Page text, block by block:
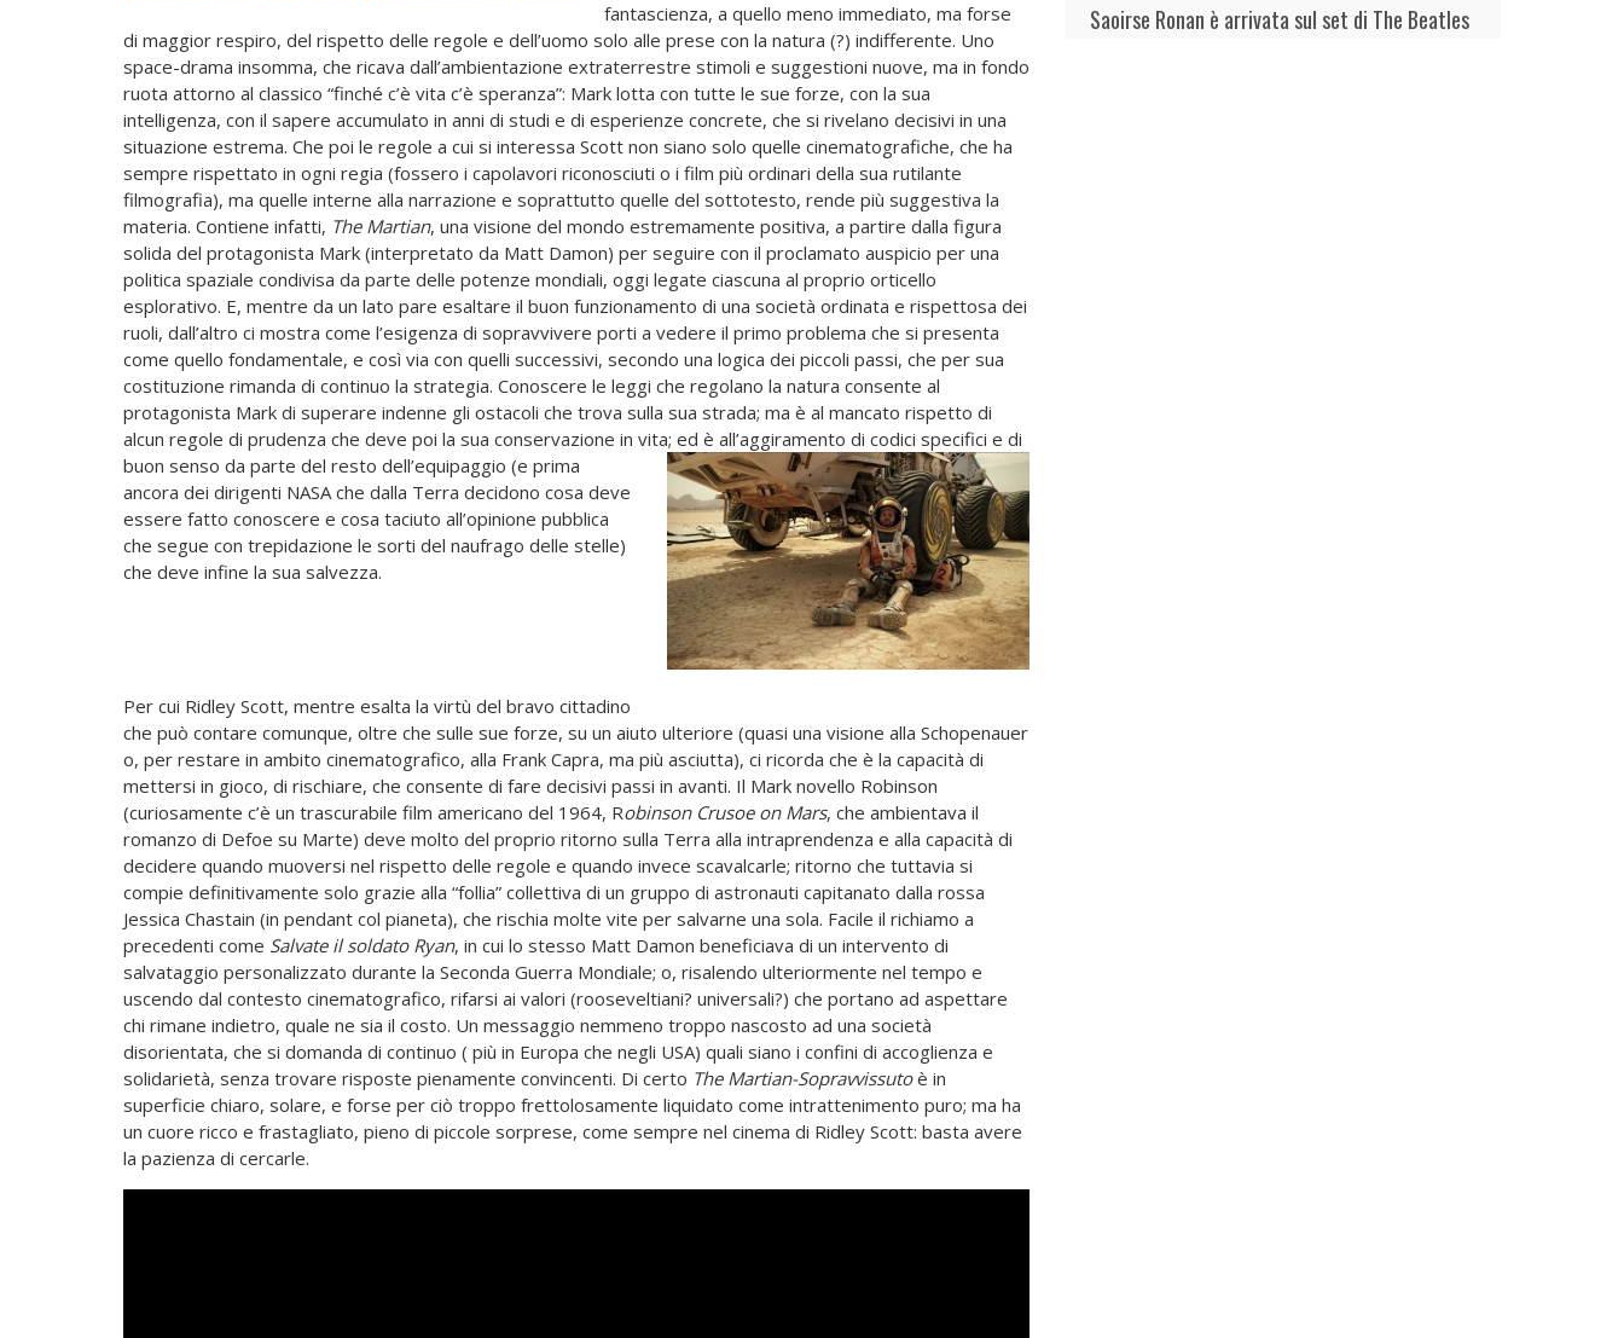
fantascienza, a quello meno immediato, ma forse
di maggior respiro, del rispetto delle regole e dell’uomo solo alle prese con la natura (?) indifferente. Uno
space-­drama insomma, che ricava dall’ambientazione extraterrestre stimoli e suggestioni nuove, ma in fondo
ruota attorno al classico “finché c’è vita c’è speranza”: Mark lotta con tutte le sue forze, con la sua
intelligenza, con il sapere accumulato in anni di studi e di esperienze concrete, che si rivelano decisivi in una
situazione estrema. Che poi le regole a cui si interessa Scott non siano solo quelle cinematografiche, che ha
sempre rispettato in ogni regia (fossero i capolavori riconosciuti o i film più ordinari della sua rutilante
filmografia), ma quelle interne alla narrazione e soprattutto quelle del sottotesto, rende più suggestiva la
materia. Contiene infatti, The Martian, una visione del mondo estremamente positiva, a partire dalla figura
solida del protagonista Mark (interpretato da Matt Damon) per seguire con il proclamato auspicio per una
politica spaziale condivisa da parte delle potenze mondiali, oggi legate ciascuna al proprio orticello
esplorativo. E, mentre da un lato pare esaltare il buon funzionamento di una società ordinata e rispettosa dei
ruoli, dall’altro ci mostra come l’esigenza di sopravvivere porti a vedere il primo problema che si presenta
come quello fondamentale, e così via con quelli successivi, secondo una logica dei piccoli passi, che per sua
costituzione rimanda di continuo la strategia. Conoscere le leggi che regolano la natura consente al
protagonista Mark di superare indenne gli ostacoli che trova sulla sua strada; ma è al mancato rispetto di
alcun regole di prudenza che deve poi la sua conservazione in vita; ed è all’aggiramento di codici specifici e di
buon senso da parte del resto dell’equipaggio (e prima
ancora dei dirigenti NASA che dalla Terra decidono cosa deve
essere fatto conoscere e cosa taciuto all’opinione pubblica
che segue con trepidazione le sorti del naufrago delle stelle)
che deve infine la sua salvezza.
Per cui Ridley Scott, mentre esalta la virtù del bravo cittadino
che può contare comunque, oltre che sulle sue forze, su un aiuto ulteriore (quasi una visione alla Schopenauer
o, per restare in ambito cinematografico, alla Frank Capra, ma più asciutta), ci ricorda che è la capacità di
mettersi in gioco, di rischiare, che consente di fare decisivi passi in avanti. Il Mark novello Robinson
(curiosamente c’è un trascurabile film americano del 1964, Robinson Crusoe on Mars, che ambientava il
romanzo di Defoe su Marte) deve molto del proprio ritorno sulla Terra alla intraprendenza e alla capacità di
decidere quando muoversi nel rispetto delle regole e quando invece scavalcarle; ritorno che tuttavia si
compie definitivamente solo grazie alla “follia” collettiva di un gruppo di astronauti capitanato dalla rossa
Jessica Chastain (in pendant col pianeta), che rischia molte vite per salvarne una sola. Facile il richiamo a
precedenti come Salvate il soldato Ryan, in cui lo stesso Matt Damon beneficiava di un intervento di
salvataggio personalizzato durante la Seconda Guerra Mondiale; o, risalendo ulteriormente nel tempo e
uscendo dal contesto cinematografico, rifarsi ai valori (rooseveltiani? universali?) che portano ad aspettare
chi rimane indietro, quale ne sia il costo. Un messaggio nemmeno troppo nascosto ad una società
disorientata, che si domanda di continuo ( più in Europa che negli USA) quali siano i confini di accoglienza e
solidarietà, senza trovare risposte pienamente convincenti. Di certo The Martian-­Sopravvissutoè in
superficie chiaro, solare, e forse per ciò troppo frettolosamente liquidato come intrattenimento puro; ma ha
un cuore ricco e frastagliato, pieno di piccole sorprese, come sempre nel cinema di Ridley Scott: basta avere
la pazienza di cercarle.
Saoirse Ronan è arrivata sul set di The Beatles